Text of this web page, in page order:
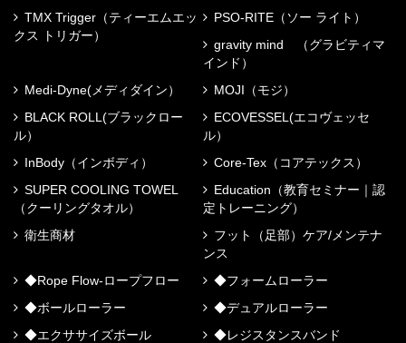
TMX Trigger（ティーエムエッ
クス トリガー）
PSO-RITE（ソー ライト）
gravity mind （グラビティマ
インド）
Medi-Dyne(メディダイン）
MOJI（モジ）
BLACK ROLL(ブラックロー
ル）
ECOVESSEL(エコヴェッセ
ル）
InBody（インボディ）
Core-Tex（コアテックス）
SUPER COOLING TOWEL
（クーリングタオル）
Education（教育セミナー｜認
定トレーニング）
衛生商材
フット（足部）ケア/メンテナ
ンス
◆Rope Flow-ロープフロー
◆フォームローラー
◆ボールローラー
◆デュアルローラー
◆エクササイズボール
◆レジスタンスバンド